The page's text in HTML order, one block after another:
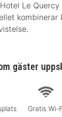
Le
gäster
Gratis Wi-